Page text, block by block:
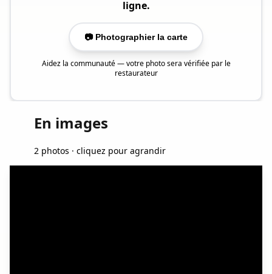
ligne.
📷 Photographier la carte
Aidez la communauté — votre photo sera vérifiée par le
restaurateur
En images
2 photos · cliquez pour agrandir